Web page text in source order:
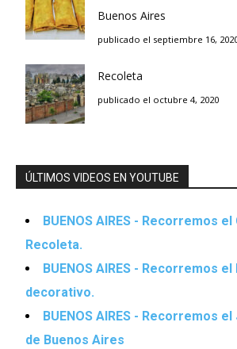
Buenos Aires
publicado el septiembre 16,
Recoleta
publicado el octubre 4, 2020
ÚLTIMOS VIDEOS EN YOUTUBE
BUENOS AIRES - Recorremos
Recoleta.
BUENOS AIRES - Recorremos
decorativo.
BUENOS AIRES - Recorremos
de Buenos Aires